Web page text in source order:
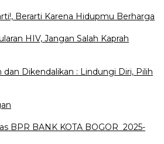
Berarti Karena Hidupmu Berharga
HIV, Jangan Salah Kaprah
dan Dikendalikan : Lindungi Diri, Pilih
BPR BANK KOTA BOGOR 2025-